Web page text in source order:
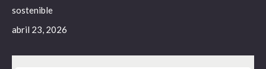
sostenible
abril 23, 2026